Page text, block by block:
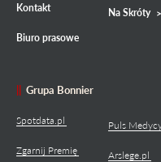
Kontakt
Biuro prasowe
Na Skróty
Grupa Bonnier
Spotdata.pl
Zgarnij Premię
Puls
Arslege.pl